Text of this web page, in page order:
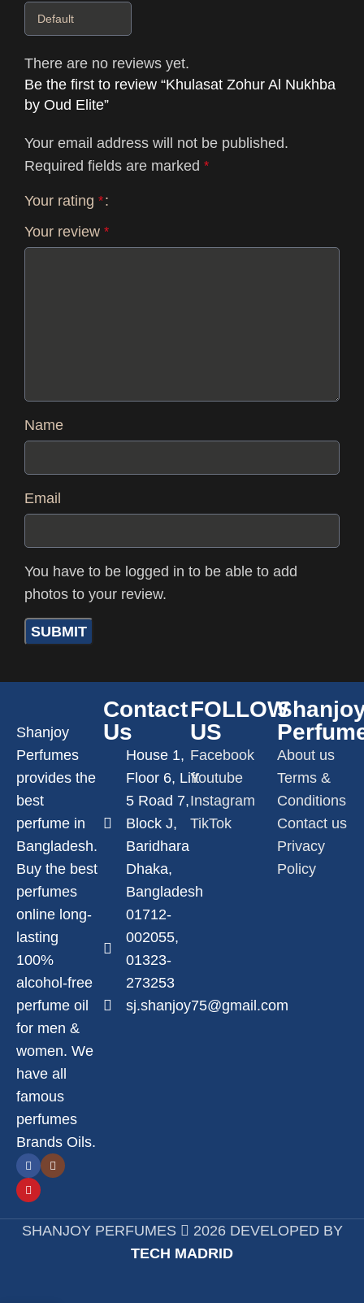
There are no reviews yet.
Be the first to review “Khulasat Zohur Al Nukhba
by Oud Elite”
Your email address will not be published.
Required fields are marked *
Your rating *
Your review *
Name
Email
You have to be logged in to be able to add
photos to your review.
Shanjoy
Perfumes
provides the
best
perfume in
Bangladesh.
Buy the best
perfumes
online long-
lasting
100%
alcohol-free
perfume oil
for men &
women. We
have all
famous
perfumes
Brands Oils.
Contact
Us
House 1,
Floor 6, Lift
5 Road 7,
Block J,
Baridhara
Dhaka,
Bangladesh
01712-
002055,
01323-
273253
sj.shanjoy75@gmail.com
FOLLOW
US
Facebook
Youtube
Instagram
TikTok
About us
Terms &
Conditions
Contact us
Privacy
Policy
SHANJOY PERFUMES
2026 DEVELOPED BY
TECH MADRID